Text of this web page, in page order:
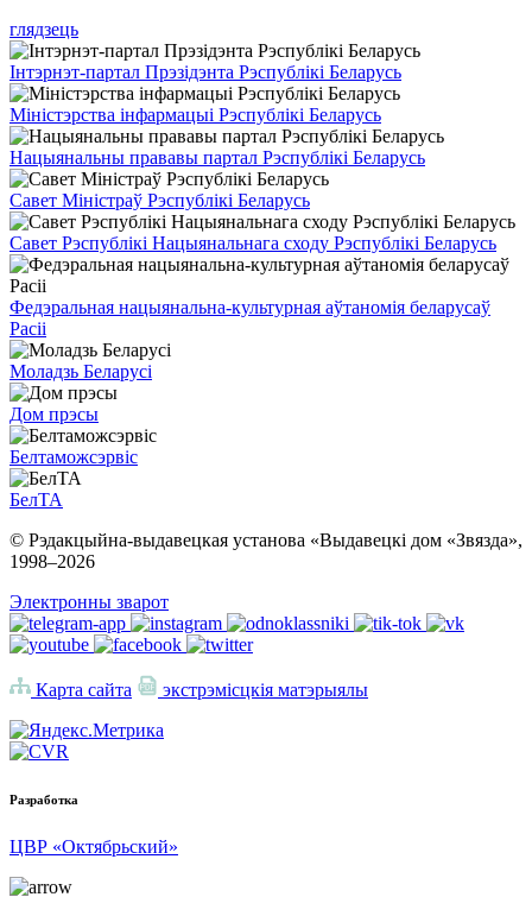
глядзець
Інтэрнэт-партал Прэзідэнта Рэспублікі Беларусь
Міністэрства інфармацыі Рэспублікі Беларусь
Нацыянальны прававы партал Рэспублікі Беларусь
Савет Міністраў Рэспублікі Беларусь
Савет Рэспублікі Нацыянальнага сходу Рэспублікі Беларусь
Федэральная нацыянальна-культурная аўтаномія беларусаў
Расіі
Моладзь Беларусі
Дом прэсы
Белтаможсэрвіс
БелТА
© Рэдакцыйна-выдавецкая установа «Выдавецкі дом «Звязда»,
1998–2026
Электронны зварот
Карта сайта экстрэмісцкія матэрыялы
Разработка
ЦВР «Октябрьский»